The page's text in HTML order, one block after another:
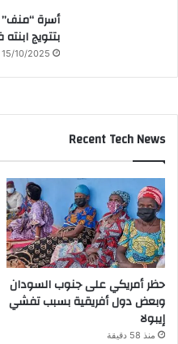
أسرة
بتتويج
15/10/2025
Recent Tech News
حظر أمريكي على جنوب السودان
وبعض دول أفريقية بسبب تفشي
إيبولا
منذ 58 دقيقة